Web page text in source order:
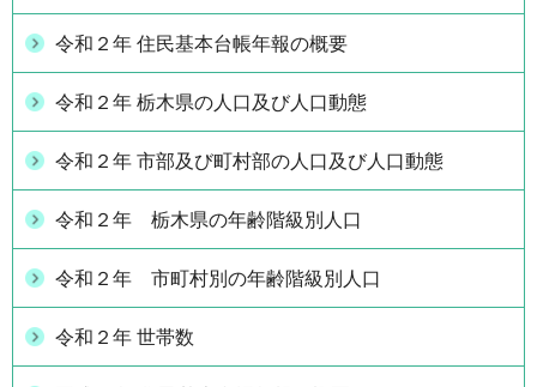
令和２年 住民基本台帳年報の概要
令和２年 栃木県の人口及び人口動態
令和２年 市部及び町村部の人口及び人口動態
令和２年 栃木県の年齢階級別人口
令和２年 市町村別の年齢階級別人口
令和２年 世帯数